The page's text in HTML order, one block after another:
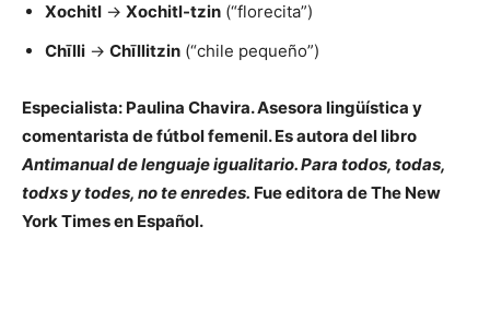
Xochitl → Xochitl-tzin (“florecita”)
Chīlli → Chīllitzin (“chile pequeño”)
Especialista: Paulina Chavira. Asesora lingüística y
comentarista de fútbol femenil. Es autora del libro
Antimanual de lenguaje igualitario. Para todos, todas,
todxs y todes, no te enredes. Fue editora de The New
York Times en Español.